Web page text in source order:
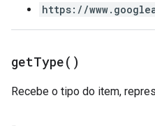
https://
getType( )
Recebe o tipo do item,